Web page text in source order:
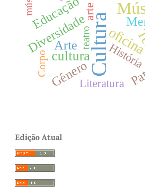
Cultura
cultura
Arte
Diversidade
Educação
Gênero
arte
Literatura
História
Corpo
teatro
Edição Atual